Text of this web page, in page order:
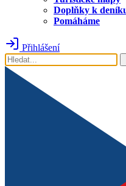
Doplňky k
Pomáháme
Přihlášení